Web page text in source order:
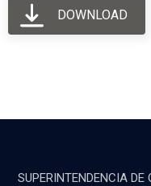
DOWNLOAD
SUPERINTENDENCIA DE